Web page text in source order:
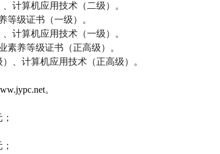
计算机应用技术（二级）。
等级证书（一级）。
计算机应用技术（一级）。
素养等级证书（正高级）。
、计算机应用技术（正高级）。
。